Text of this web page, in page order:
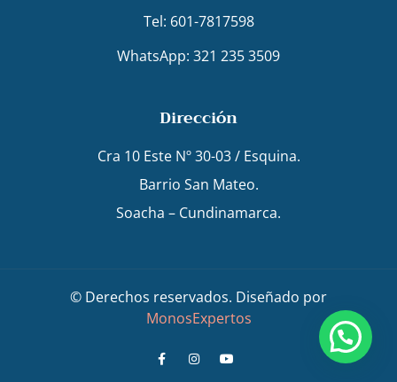
Tel: 601-7817598
WhatsApp: 321 235 3509
Dirección
Cra 10 Este Nº 30-03 / Esquina.
Barrio San Mateo.
Soacha – Cundinamarca.
© Derechos reservados. Diseñado por
MonosExpertos